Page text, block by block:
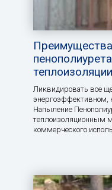
Преимущества
Ликвидировать все
энергоэффективном,
Напыление
теплоизоляционным
коммерческого